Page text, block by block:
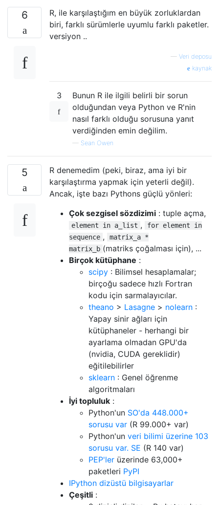
6
R, ile karşılaştığım en büyük zorluklardan
biri, farklı sürümlerle uyumlu farklı paketler.
versiyon ..
— Veri deposu
kaynak
3
Bunun R ile ilgili belirli bir sorun
olduğundan veya Python ve R'nin
nasıl farklı olduğu sorusuna yanıt
verdiğinden emin değilim.
— Sean Owen
5
R denemedim (peki, biraz, ama iyi bir
karşılaştırma yapmak için yeterli değil).
Ancak, işte bazı Pythons güçlü yönleri:
Çok sezgisel sözdizimi : tuple açma,
element in a_list ,
for element in
sequence ,
matrix_a *
matrix_b (matriks çoğalması için), ...
Birçok kütüphane :
scipy : Bilimsel hesaplamalar;
birçoğu sadece hızlı Fortran
kodu için sarmalayıcılar.
theano > Lasagne > nolearn :
Yapay sinir ağları için
kütüphaneler - herhangi bir
ayarlama olmadan GPU'da
(nvidia, CUDA gereklidir)
eğitilebilirler
sklearn : Genel öğrenme
algoritmaları
İyi topluluk :
Python'un SO'da 448.000+
sorusu var (R 99.000+ var)
Python'un veri bilimi üzerine 103
sorusu var. SE (R 140 var)
PEP'ler üzerinde 63,000+
paketleri PyPI
IPython dizüstü bilgisayarlar
Çeşitli :